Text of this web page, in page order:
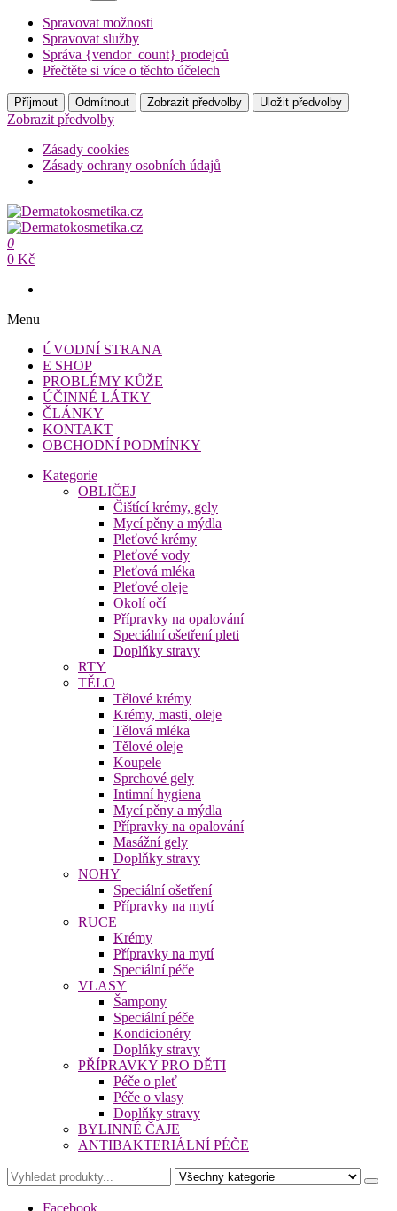
Spravovat možnosti
Spravovat služby
Správa {vendor_count} prodejců
Přečtěte si více o těchto účelech
Příjmout Odmítnout Zobrazit předvolby Uložit předvolby
Zobrazit předvolby
Zásady cookies
Zásady ochrany osobních údajů
Přeskočit
na
obsah
Dermatokosmetika.cz
Dermatokosmetika.cz
0
0 Kč
Menu
ÚVODNÍ STRANA
E SHOP
PROBLÉMY KŮŽE
ÚČINNÉ LÁTKY
ČLÁNKY
KONTAKT
OBCHODNÍ PODMÍNKY
Kategorie
OBLIČEJ
Čištící krémy, gely
Mycí pěny a mýdla
Pleťové krémy
Pleťové vody
Pleťová mléka
Pleťové oleje
Okolí očí
Přípravky na opalování
Speciální ošetření pleti
Doplňky stravy
RTY
TĚLO
Tělové krémy
Krémy, masti, oleje
Tělová mléka
Tělové oleje
Koupele
Sprchové gely
Intimní hygiena
Mycí pěny a mýdla
Přípravky na opalování
Masážní gely
Doplňky stravy
NOHY
Speciální ošetření
Přípravky na mytí
RUCE
Krémy
Přípravky na mytí
Speciální péče
VLASY
Šampony
Speciální péče
Kondicionéry
Doplňky stravy
PŘÍPRAVKY PRO DĚTI
Péče o pleť
Péče o vlasy
Doplňky stravy
BYLINNÉ ČAJE
ANTIBAKTERIÁLNÍ PÉČE